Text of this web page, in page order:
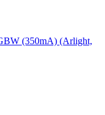
(350mA) (Arlight,